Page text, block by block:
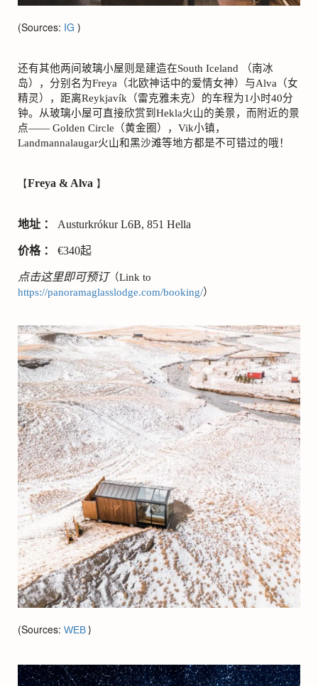
(Sources: IG )
还有其他两间玻璃小屋则是建造在South Iceland
（南冰
岛），分别名为Freya （北欧神话中的爱情女神）与Alva （女
精灵），距离Reykjavík （雷克雅未克）的车程为1小时40分
钟。从玻璃小屋可直接欣赏到 Hekla火山的美景，而附近的景
点—— Golden Circle （黄金圈）， Vik小镇，
Landmannalaugar火山和黑沙滩等地方都是不可错过的哦！
【Freya & Alva 】
地址 ： Austurkrókur L6B, 851 Hella
价格 ： €340起
点击这里即可预订（Link to
https://panoramaglasslodge.com/booking/）
(Sources: WEB )